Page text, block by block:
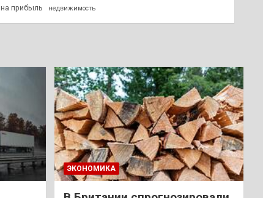
на прибыль
недвижимость
ЭКОНОМИКА